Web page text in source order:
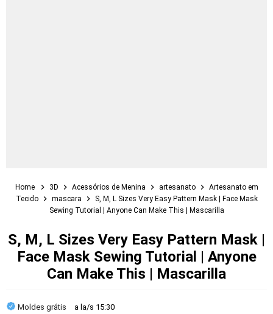
Home 3D Acessórios de Menina artesanato
Artesanato em
Tecido
mascara
S, M, L Sizes Very Easy Pattern Mask | Face Mask
Sewing Tutorial | Anyone Can Make This | Mascarilla
S, M, L Sizes Very Easy Pattern Mask |
Face Mask Sewing Tutorial | Anyone
Can Make This | Mascarilla
Moldes grátis a la/s 15:30